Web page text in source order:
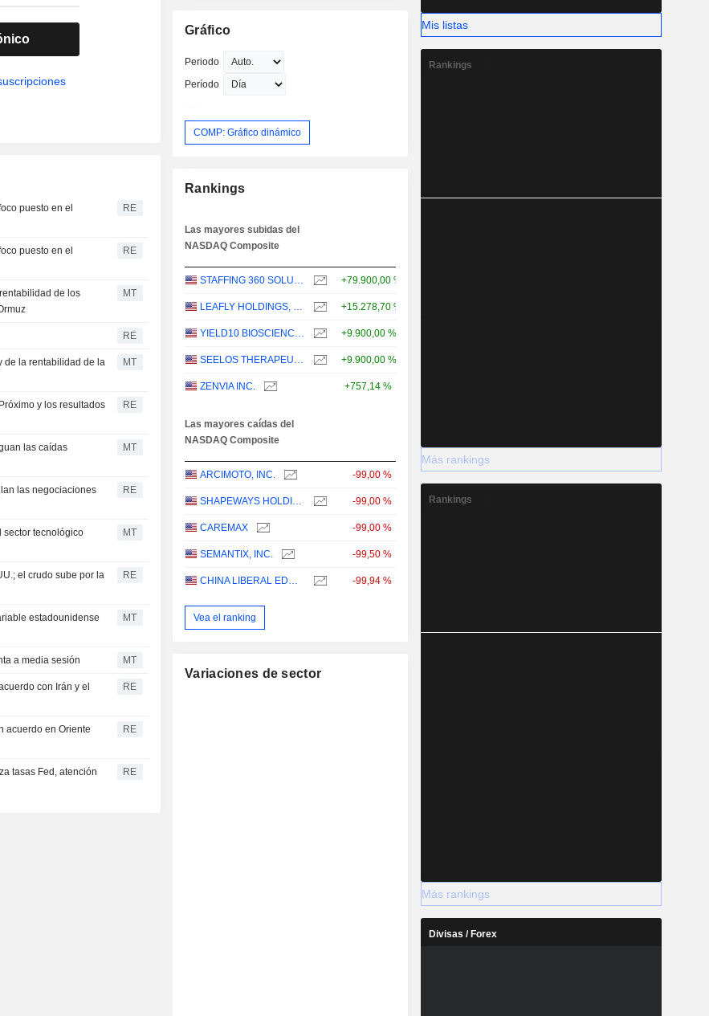
puesto en el
RE
puesto en el
RE
de los
MT
RE
de la rentabilidad de la
MT
y los resultados
RE
las caídas
MT
las negociaciones
RE
sector tecnológico
MT
el crudo sube por la
RE
estadounidense
MT
a media sesión MT
con Irán y el
RE
acuerdo en Oriente
RE
tasas Fed, atención
RE
Gráfico
Periodo
Período
COMP: Gráfico dinámico
Rankings
Las mayores subidas del
NASDAQ Composite
STAFFING 360 SOLUTIONS, INC. +79.900,00 %
LEAFLY HOLDINGS, INC. +15.278,70 %
YIELD10 BIOSCIENCE, INC. +9.900,00 %
SEELOS THERAPEUTICS, INC. +9.900,00 %
ZENVIA INC. +757,14 %
Las mayores caídas del
NASDAQ Composite
ARCIMOTO, INC. -99,00 %
SHAPEWAYS HOLDINGS, INC. -99,00 %
CAREMAX -99,00 %
SEMANTIX, INC. -99,50 %
CHINA LIBERAL EDUCATION HOLDINGS LIMITED -99,94 %
Vea el ranking
Variaciones de sector
Mis listas
Rankings
Más rankings
Rankings
Más rankings
Divisas / Forex